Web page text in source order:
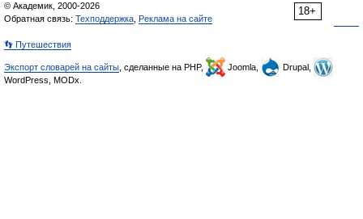
18+
© Академик, 2000-2026
Обратная связь: Техподдержка Реклама на сайте
👣 Путешествия
Экспорт словарей на сайты , сделанные на PHP, Joomla,
Drupal,
WordPress, MODx.